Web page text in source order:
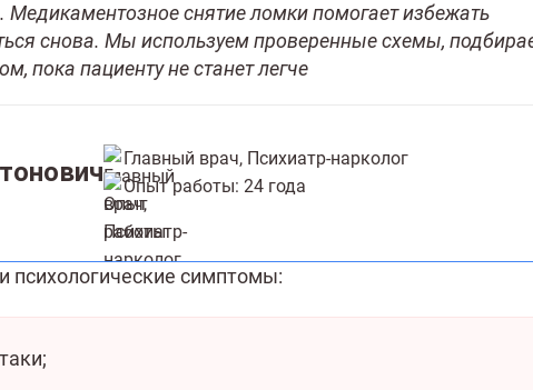
снятие ломки помогает избежать
снова. Мы используем проверенные схемы,
пока пациенту не станет легче
Главный врач, Психиатр-нарколог
Опыт работы: 24 года
психологические симптомы: